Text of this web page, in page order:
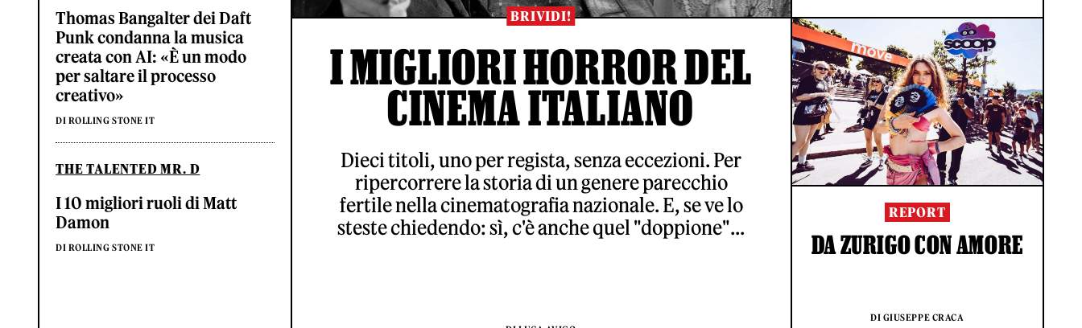
Thomas Bangalter dei Daft
Punk condanna la musica
creata con AI: «È un modo
per saltare il processo
creativo»
DI ROLLING STONE IT
THE TALENTED MR. D
I 10 migliori ruoli di Matt
Damon
DI ROLLING STONE IT
BRIVIDI!
I MIGLIORI HORROR DEL
CINEMA ITALIANO
Dieci titoli, uno per regista, senza eccezioni. Per
ripercorrere la storia di un genere parecchio
fertile nella cinematografia nazionale. E, se ve lo
steste chiedendo: sì, c'è anche quel "doppione"...
REPORT
DA ZURIGO CON AMORE
DI GIUSEPPE CRACA